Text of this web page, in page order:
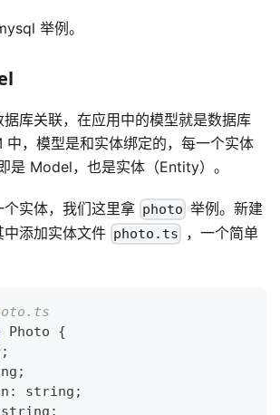
举例。
库关联，在应用中的模型就是数据库
中，模型是和实体绑定的，每一个实体
是 Model，也是实体（Entity）。
实体，我们这里拿 photo 举例。新建
添加实体文件 photo.ts
，一个简单
Photo
{
;
;
: string ;
string ;